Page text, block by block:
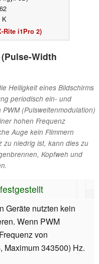
K
Rite i1Pro 2)
Width
Helligkeit eines Bildschirms
periodisch ein- und
(Pulsweitenmodulation)
hohen Frequenz
Auge kein Flimmern
zu niedrig ist, kann dies zu
Kopfweh und
Geräte nutzten kein
Wenn PWM
von
Maximum 343500) Hz.